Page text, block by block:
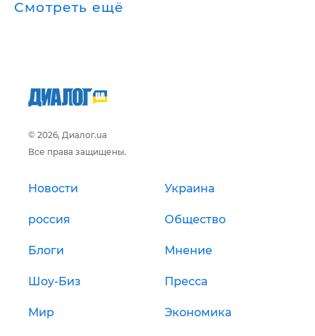
Смотреть ещё
© 2026, Диалог.ua
Все права защищены.
Новости Украина
россия Общество
Блоги Мнение
Шоу-Биз Пресса
Мир Экономика